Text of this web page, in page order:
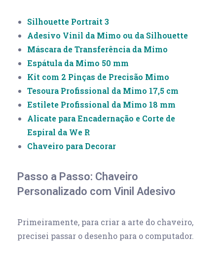
Silhouette Portrait 3
Adesivo Vinil da Mimo ou da Silhouette
Máscara de Transferência da Mimo
Espátula da Mimo 50 mm
Kit com 2 Pinças de Precisão Mimo
Tesoura Profissional da Mimo 17,5 cm
Estilete Profissional da Mimo 18 mm
Alicate para Encadernação e Corte de
Espiral da We R
Chaveiro para Decorar
Passo a Passo: Chaveiro
Personalizado com Vinil Adesivo
Primeiramente, para criar a arte do chaveiro,
precisei passar o desenho para o computador.